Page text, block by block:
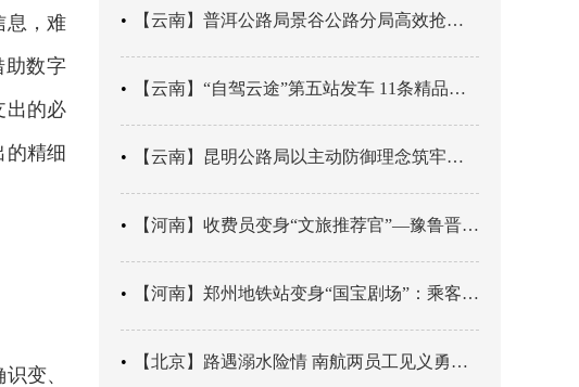
息，难
助数字
出的必
精细
变、
【云南】普洱公路局景谷公路分局高效抢通紧急送医村路
【云南】“自驾云途”第五站发车 11条精品线路串起全域风光
【云南】昆明公路局以主动防御理念筑牢汛期安全防线
【河南】收费员变身“文旅推荐官”—豫鲁晋四地市交旅融合让游客一下高速就“入戏”
【河南】郑州地铁站变身“国宝剧场”：乘客刚出车厢，就“入戏”千年
【北京】路遇溺水险情 南航两员工见义勇为科学施救